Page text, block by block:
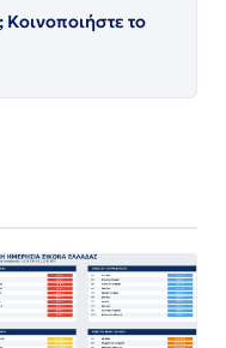
το